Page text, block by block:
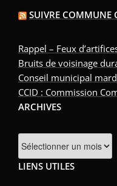
SUIVRE COMMUNE
Rappel – Feux
Bruits de voisinage
Conseil municipal
CCID : Commission
ARCHIVES
Archives
LIENS UTILES